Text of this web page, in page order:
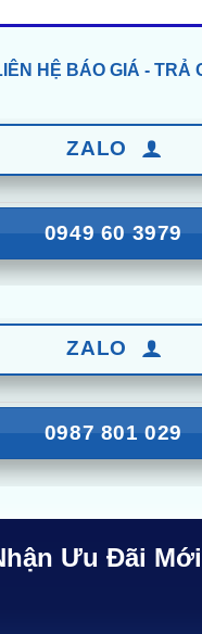
LIÊN HỆ BÁO GIÁ - TRẢ
ZALO
0949 60 3979
ZALO
0987 801 029